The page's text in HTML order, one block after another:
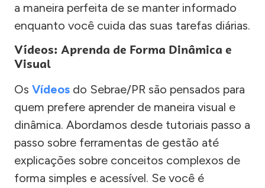
a maneira perfeita de se manter informado
enquanto você cuida das suas tarefas diárias.
Vídeos: Aprenda de Forma Dinâmica e
Visual
Os Vídeos do Sebrae/PR são pensados para
quem prefere aprender de maneira visual e
dinâmica. Abordamos desde tutoriais passo a
passo sobre ferramentas de gestão até
explicações sobre conceitos complexos de
forma simples e acessível. Se você é